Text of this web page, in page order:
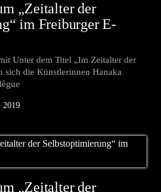
„Zeitalter der
im Freiburger E-
Unter dem Titel „Im Zeitalter der
sich die Künstlerinnen Hanaka
2019
„Zeitalter der